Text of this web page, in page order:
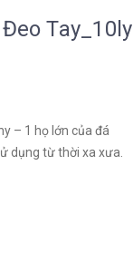
Tay_10ly
– 1 họ lớn của đá
dụng từ thời xa xưa.